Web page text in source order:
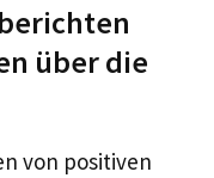
über die
von positiven